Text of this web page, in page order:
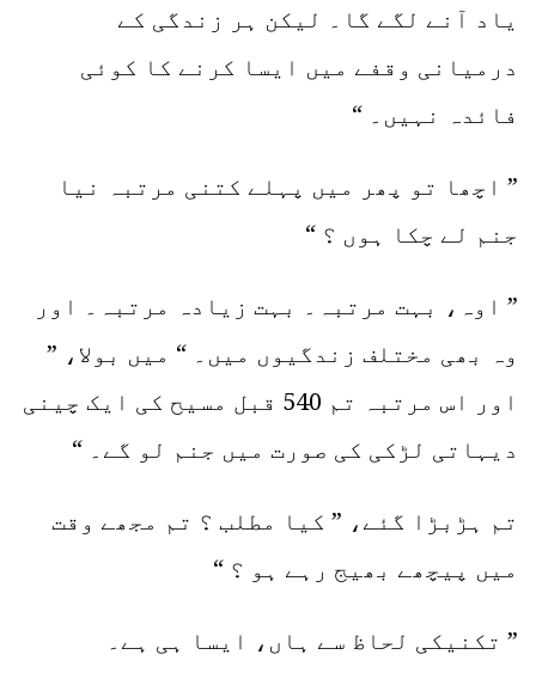
یاد آنے لگے گا۔ لیکن ہر زندگی کے
درمیانی وقفے میں ایسا کرنے کا کوئی
فائدہ نہیں۔ “
” اچھا تو پھر میں پہلے کتنی مرتبہ نیا
جنم لے چکا ہوں ؟ “
” اوہ، بہت مرتبہ۔ بہت زیادہ مرتبہ۔ اور
وہ بھی مختلف زندگیوں میں۔ “ میں بولا، ”
اور اس مرتبہ تم 540 قبل مسیح کی ایک چینی
دیہاتی لڑکی کی صورت میں جنم لو گے۔ “
تم ہڑبڑا گئے، ” کیا مطلب ؟ تم مجھے وقت
میں پیچھے بھیج رہے ہو ؟ “
” تکنیکی لحاظ سے ہاں، ایسا ہی ہے۔